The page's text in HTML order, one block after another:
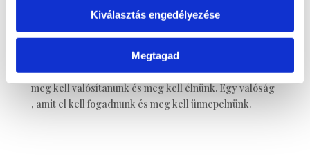
Kiválasztás engedélyezése
Megtagad
nyitottabbak és befogadóbbak. A sokszínűség egy
ajándék és egy felelősség is. Egy ajándék amit meg
kell becsülnünk és meg kell osztanunk. Egy felelősség
amit fel kell vállalnunk és meg kell védenünk. A
sokszínűség egy álom és egy valóság is. Egy álom amit
meg kell valósítanunk és meg kell élnünk. Egy valóság
, amit el kell fogadnunk és meg kell ünnepelnünk.